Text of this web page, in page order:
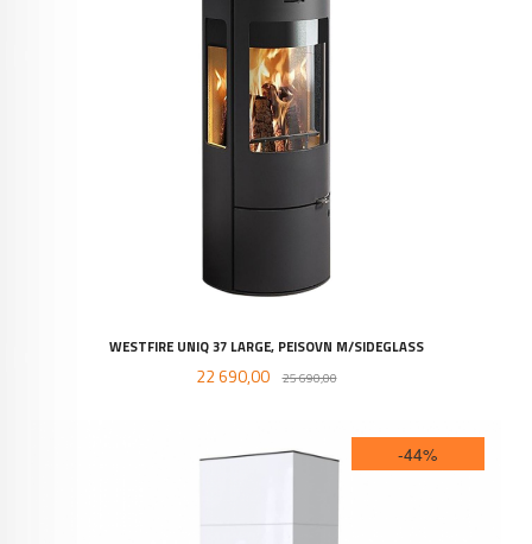
WESTFIRE UNIQ 37 LARGE, PEISOVN M/SIDEGLASS
Tilbud
22 690,00 25 690,00Rabatt
-44%